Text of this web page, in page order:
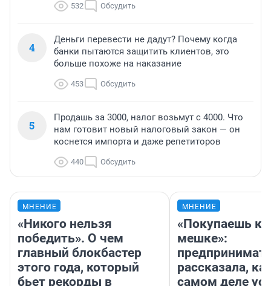
532 Обсудить
4
Деньги перевести не дадут? Почему когда
банки пытаются защитить клиентов, это
больше похоже на наказание
453 Обсудить
5
Продашь за 3000, налог возьмут с 4000. Что
нам готовит новый налоговый закон — он
коснется импорта и даже репетиторов
440 Обсудить
МНЕНИЕ
«Никого нельзя
победить». О чем
главный блокбастер
этого года, который
бьет рекорды в
МНЕНИЕ
«Покупаешь
мешке»:
рассказала,
самом деле